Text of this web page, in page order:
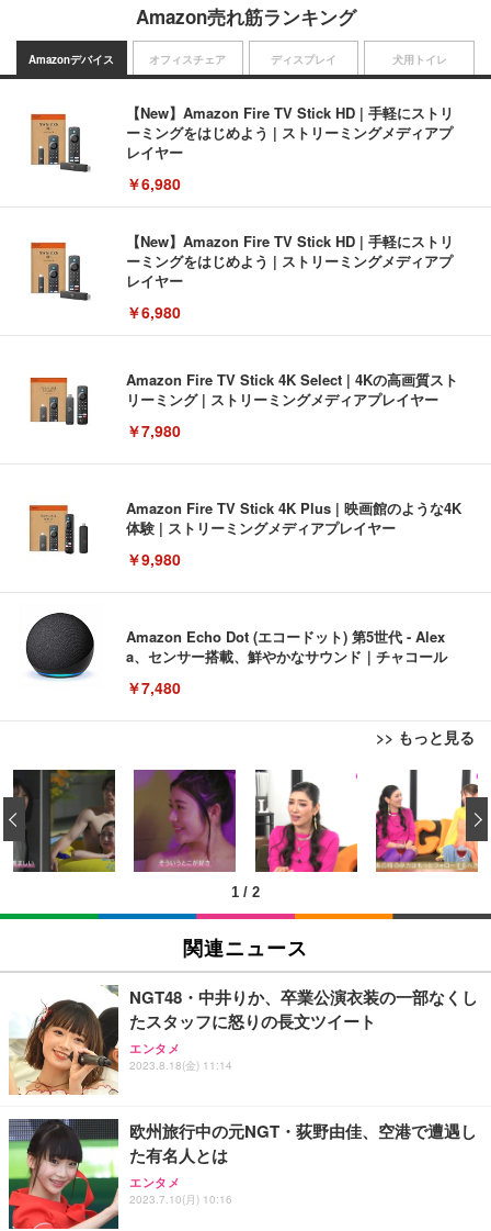
Amazon売れ筋ランキング
Amazonデバイス
【New】Amazon Fire TV Stick HD | 手軽にストリ
ーミングをはじめよう | ストリーミングメディアプ
レイヤー
￥6,980
【New】Amazon Fire TV Stick HD | 手軽にストリ
ーミングをはじめよう | ストリーミングメディアプ
レイヤー
￥6,980
Amazon Fire TV Stick 4K Select | 4Kの高画質スト
リーミング | ストリーミングメディアプレイヤー
￥7,980
Amazon Fire TV Stick 4K Plus | 映画館のような4K
体験 | ストリーミングメディアプレイヤー
￥9,980
Amazon Echo Dot (エコードット) 第5世代 - Alex
a、センサー搭載、鮮やかなサウンド｜チャコール
￥7,480
>> もっと見る
オフィスチェア
[EdoErgo] オフィスチェア 椅子 テレワーク 疲れな
い 跳ね上げ式アームレスト コンパクト 約105度ロッ
キング pc 事務椅子 360度回転 座面昇降 強化ナイロ
ン樹脂ベース 通気性メッシュ 在宅ワーク H-WY01
(黒網+黒枠+黒足)
￥5,699
SIHOO B100 オフィスチェア／デスクチェア メッシ
ュチェア 人間工学 疲れない ブラック
￥27,999
Sezlife オフィスチェア デスクチェア 疲れない テレ
ワーク チェア 強化バックレスト 30度ロッキング機
能 人間工学 椅子 腰サポート 90度跳ね上げ式アーム
務用 おしゃれ パソコンチェア (ブラック)
Sezlife オフィスチェア デスクチェア 疲れない テレ
ワーク チェア 強化バックレスト 30度ロッキング機
能 人間工学 椅子 腰サポート 90度跳ね上げ式アーム
ディスプレイ
EIZO ビジネス向けプレミアムモニター | FlexScan
EV3240X-WT | 31.5型4K UHD・USB Type-C・ホワ
イト
￥105,595
EIZO ビジネス向けプレミアムモニター | FlexScan
￥109,572
【純正品】27"ゲーミングモニター DualSense 充電
フック付き（CFI-ZDM1J）
【整備済み品】Dell E2724HS 27インチ 液晶モニタ
ー フルHD（1920×1080）VA 非光沢 HDMI/DisplayP
ort/VGA スピーカー内蔵 高さ調整 スイベル VESA対
犬用トイレ
Amazonベーシック ペットシーツ 薄型 レギュラー 1
回使い捨て 無香料 ホワイト 300枚
￥3,373
Amazonベーシック ペットシーツ 厚型 ワイド 42枚
x2袋(84枚) ホワイト(吸収面:ライトブルー)
￥3,234
ネオ・ルーライフ ネオ・オムツ L 中型犬用 26枚入
り 単品
Smart Basic(スマートベーシック) 【Amazon.co.jp
限定】 Smart Basic アイリスオーヤマ ペットシーツ
超厚型 お徳用 ワイド 100枚入 (x 1) (ケース販売)
1 / 2
‹
関連ニュース
NGT48・中井りか、卒業公演衣装の一部なくし
たスタッフに怒りの長文ツイート
エンタメ
2023.8.18(金) 11:14
欧州旅行中の元NGT・荻野由佳、空港で遭遇し
た有名人とは
エンタメ
2023.7.10(月) 10:16